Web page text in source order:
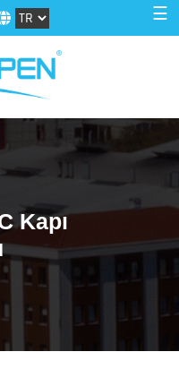
☰
Kapı